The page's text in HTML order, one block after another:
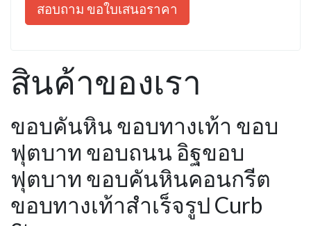
สอบถาม ขอใบเสนอราคา
สินค้าของเรา
ขอบคันหิน ขอบทางเท้า ขอบ
ฟุตบาท ขอบถนน อิฐขอบ
ฟุตบาท ขอบคันหินคอนกรีต
ขอบทางเท้าสำเร็จรูป Curb